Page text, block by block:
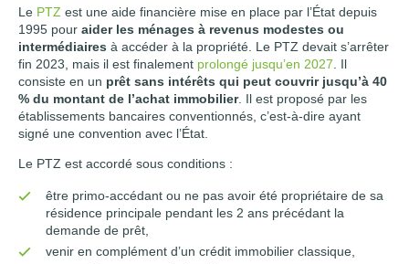
Le PTZ est une aide financière mise en place par l’État depuis
1995 pour aider les ménages à revenus modestes ou
intermédiaires à accéder à la propriété. Le PTZ devait s’arrêter
fin 2023, mais il est finalement prolongé jusqu’en 2027 . Il
consiste en un prêt sans intérêts qui peut couvrir jusqu’à 40
% du montant de l’achat immobilier. Il est proposé par les
établissements bancaires conventionnés, c’est-à-dire ayant
signé une convention avec l’État.
Le PTZ est accordé sous conditions :
être primo-accédant ou ne pas avoir été propriétaire de sa
résidence principale pendant les 2 ans précédant la
demande de prêt,
venir en complément d’un crédit immobilier classique,